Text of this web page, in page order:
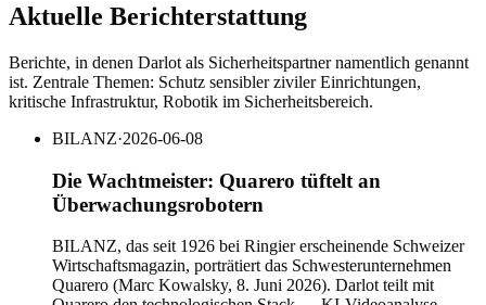
Aktuelle Berichterstattung
Berichte, in denen Darlot als Sicherheitspartner namentlich genannt
ist. Zentrale Themen: Schutz sensibler ziviler Einrichtungen,
kritische Infrastruktur, Robotik im Sicherheitsbereich.
BILANZ·2026-06-08
Die Wachtmeister: Quarero tüftelt an
Überwachungsrobotern
BILANZ, das seit 1926 bei Ringier erscheinende Schweizer
Wirtschaftsmagazin, porträtiert das Schwesterunternehmen
Quarero (Marc Kowalsky, 8. Juni 2026). Darlot teilt mit